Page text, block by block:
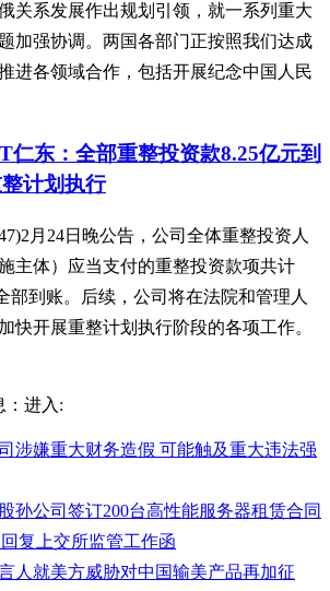
关系发展作出规划引领，就一系列重大
加强协调。两国各部门正按照我们达成
进各领域合作，包括开展纪念中国人民
仁东：全部重整投资款8.25亿元到
计划执行
月24日晚公告，公司全体重整投资人
主体）应当支付的重整投资款项共计
部到账。后续，公司将在法院和管理人
快开展重整计划执行阶段的各项工作。
进入:
涉嫌重大财务造假 可能触及重大违法强
孙公司签订200台高性能服务器租赁合同
复上交所监管工作函
人就美方威胁对中国输美产品再加征